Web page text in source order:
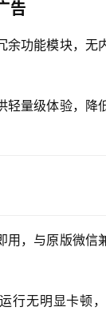
告
余功能模块，无
轻量级体验，降
用，与原版微信
行无明显卡顿